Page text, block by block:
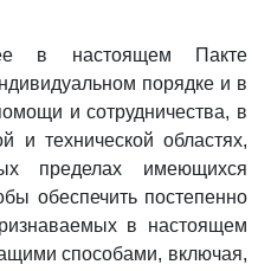
в настоящем Пакте
порядке и в
и сотрудничества, в
и технической областях,
пределах имеющихся
обеспечить постепенно
в настоящем
способами, включая,